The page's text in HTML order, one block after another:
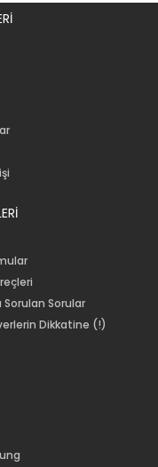
Sorulan Sorular
Dikkatine (!)